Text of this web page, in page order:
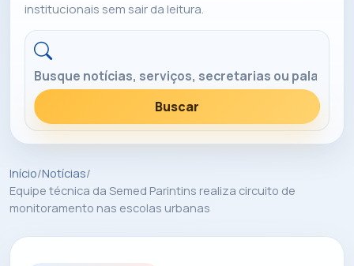
institucionais sem sair da leitura.
Buscar no portal
Buscar
Início/Notícias/
Equipe técnica da Semed Parintins realiza circuito de
monitoramento nas escolas urbanas